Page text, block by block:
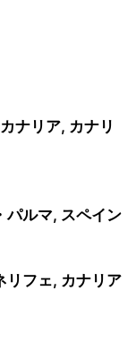
ナリア, カナリ
パルマ, スペイン
リフェ, カナリア